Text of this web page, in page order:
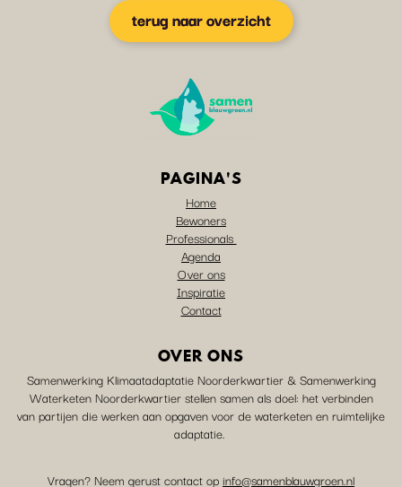
terug naar overzicht
PAGINA'S
Home
Bewoners
Professionals
Agenda
Over ons
Inspiratie
Contact
OVER ONS
Samenwerking Klimaatadaptatie Noorderkwartier & Samenwerking
Waterketen Noorderkwartier stellen samen als doel: het verbinden
van partijen die werken aan opgaven voor de waterketen en ruimtelijke
adaptatie.
Vragen? Neem gerust contact op info@samenblauwgroen.nl